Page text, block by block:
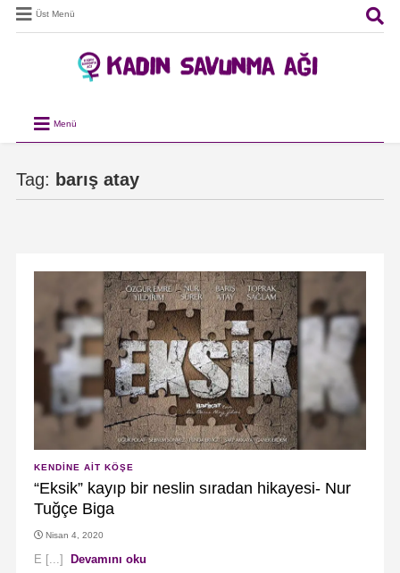
Üst Menü
Menü
Tag: barış atay
KENDINE AIT KÖŞE
“Eksik” kayıp bir neslin sıradan hikayesi- Nur
Tuğçe Biga
Nisan 4, 2020
E [...] Devamını oku